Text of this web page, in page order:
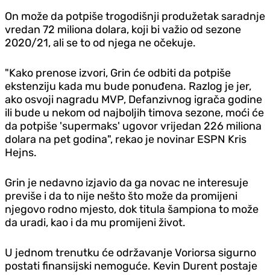
On može da potpiše trogodišnji produžetak saradnje
vredan 72 miliona dolara, koji bi važio od sezone
2020/21, ali se to od njega ne očekuje.
"Kako prenose izvori, Grin će odbiti da potpiše
ekstenziju kada mu bude ponuđena. Razlog je jer,
ako osvoji nagradu MVP, Defanzivnog igrača godine
ili bude u nekom od najboljih timova sezone, moći će
da potpiše 'supermaks' ugovor vrijedan 226 miliona
dolara na pet godina", rekao je novinar ESPN Kris
Hejns.
Grin je nedavno izjavio da ga novac ne interesuje
previše i da to nije nešto što može da promijeni
njegovo rodno mjesto, dok titula šampiona to može
da uradi, kao i da mu promijeni život.
U jednom trenutku će održavanje Voriorsa sigurno
postati finansijski nemoguće. Kevin Durent postaje